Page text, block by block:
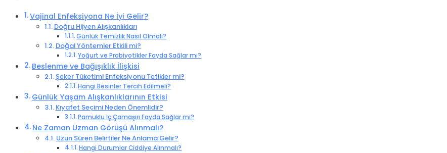
Vajinal Enfeksiyona Ne İyi Gelir?
Doğru Hijyen Alışkanlıkları
Günlük Temizlik Nasıl Olmalı?
Doğal Yöntemler Etkili mi?
Yoğurt ve Probiyotikler Fayda Sağlar mı?
Beslenme ve Bağışıklık İlişkisi
Şeker Tüketimi Enfeksiyonu Tetikler mi?
Hangi Besinler Tercih Edilmeli?
Günlük Yaşam Alışkanlıklarının Etkisi
Kıyafet Seçimi Neden Önemlidir?
Pamuklu İç Çamaşırı Fayda Sağlar mı?
Ne Zaman Uzman Görüşü Alınmalı?
Uzun Süren Belirtiler Ne Anlama Gelir?
Hangi Durumlar Ciddiye Alınmalı?